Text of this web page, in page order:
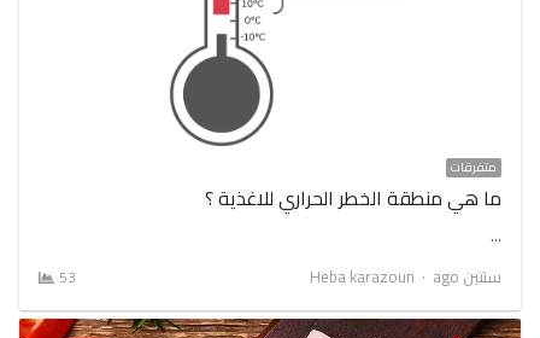
متفرقات
ما هي منطقة الخطر الحراري للاغذية ؟
…
سنتين ago
Author
Heba karazoun
53